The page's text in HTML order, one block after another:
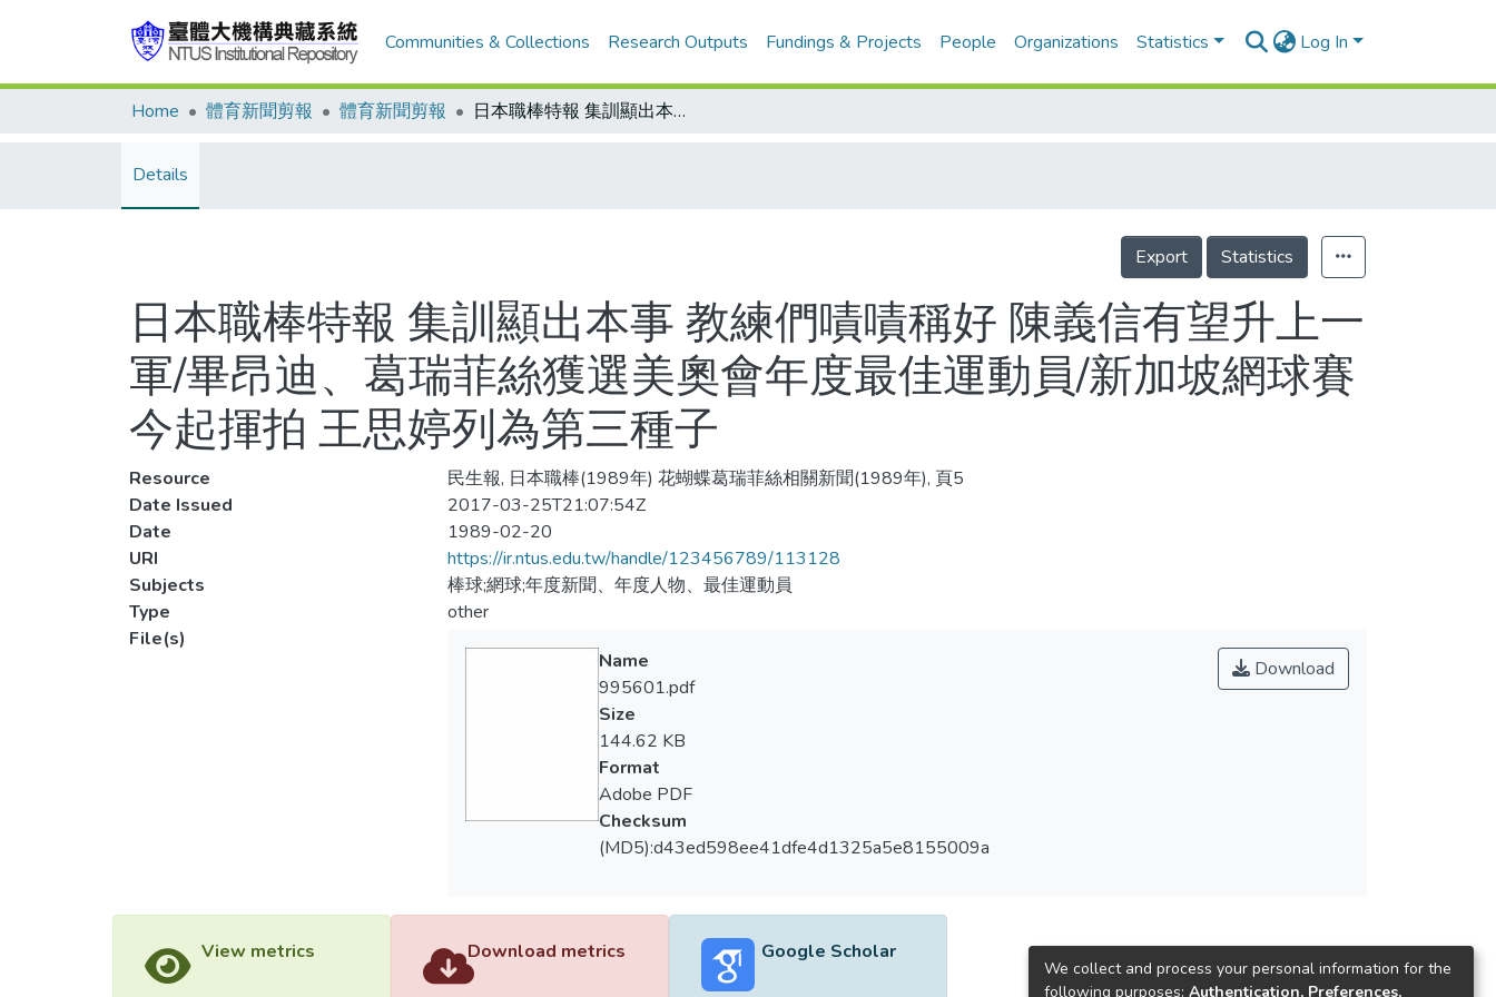
Communities & Collections Research Outputs Fundings & Projects People Organizations Statistics Log In
Home 體育新聞剪報 體育新聞剪報 日本職棒特報 集訓顯出本事 教練們嘖嘖稱好 陳義信有望升上一軍/畢昂迪、葛瑞菲絲獲選美奧會年度最佳運動員/新加坡網球賽今起揮拍 王思婷列為第三種子
Details
Export Statistics
日本職棒特報 集訓顯出本事 教練們嘖嘖稱好 陳義信有望升上一
軍/畢昂迪、葛瑞菲絲獲選美奧會年度最佳運動員/新加坡網球賽
今起揮拍 王思婷列為第三種子
Resource
民生報, 日本職棒(1989年) 花蝴蝶葛瑞菲絲相關新聞(1989年), 頁5
Date Issued
2017-03-25T21:07:54Z
Date
1989-02-20
URI
https://ir.ntus.edu.tw/handle/123456789/113128
Subjects
棒球;網球;年度新聞、年度人物、最佳運動員
Type
other
File(s)
Download
Name
995601.pdf
Size
144.62 KB
Format
Adobe PDF
Checksum
(MD5):d43ed598ee41dfe4d1325a5e8155009a
View metrics Download metrics Google Scholar
We collect and process your personal information for the
following purposes: Authentication, Preferences,